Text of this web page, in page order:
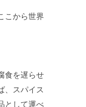
こから世界
食を遅らせ
、スパイス
として運べ